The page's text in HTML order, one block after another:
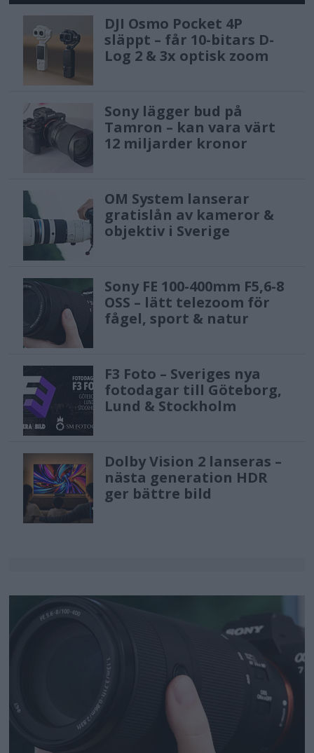
DJI Osmo Pocket 4P
släppt – får 10-bitars D-
Log 2 & 3x optisk zoom
Sony lägger bud på
Tamron – kan vara värt
12 miljarder kronor
OM System lanserar
gratislån av kameror &
objektiv i Sverige
Sony FE 100-400mm F5,6-8
OSS – lätt telezoom för
fågel, sport & natur
F3 Foto – Sveriges nya
fotodagar till Göteborg,
Lund & Stockholm
Dolby Vision 2 lanseras –
nästa generation HDR
ger bättre bild